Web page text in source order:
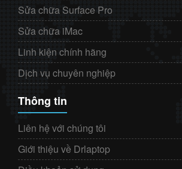
Sửa chữa Surface Pro
Sửa chữa iMac
Linh kiện chính hãng
Dịch vụ chuyên nghiệp
Thông tin
Liên hệ với chúng tôi
Giới thiệu về Drlaptop